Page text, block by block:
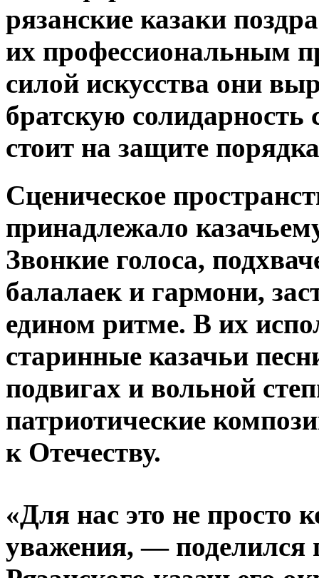
рязанские казаки
их профессиональным
силой искусства они
братскую солидарность
стоит на защите
Сценическое
принадлежало
Звонкие голоса,
балалаек и гармони,
едином ритме. В их
старинные казачьи
подвигах и вольной
патриотические
к Отечеству.
«Для нас это не просто
уважения, — поделился